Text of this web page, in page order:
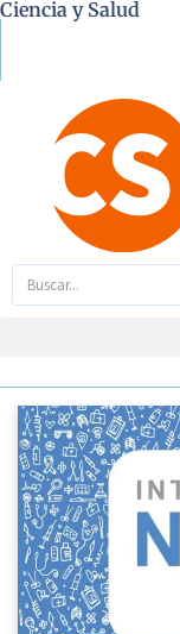
Ciencia y Salud